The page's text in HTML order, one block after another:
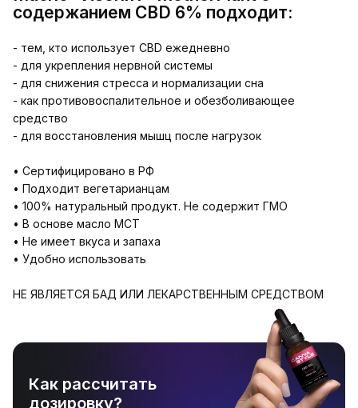
содержанием CBD 6% подходит:
- тем, кто использует CBD ежедневно
- для укрепления нервной системы
- для снижения стресса и нормализации сна
- как противовоспалительное и обезболивающее
средство
- для восстановления мышц после нагрузок
• Сертифицировано в РФ
• Подходит вегетарианцам
• 100% натуральный продукт. Не содержит ГМО
• В основе масло MCT
• Не имеет вкуса и запаха
• Удобно использовать
НЕ ЯВЛЯЕТСЯ БАД ИЛИ ЛЕКАРСТВЕННЫМ СРЕДСТВОМ
Как рассчитать
дозировку?